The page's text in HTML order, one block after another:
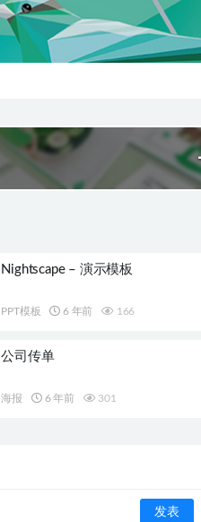
Nightscape – 演示模板
PPT模板 6 年前 166
公司传单
海报 6 年前 301